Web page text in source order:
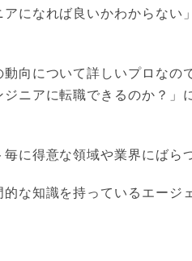
になれば良いかわからない
向について詳しいプロなの
ニアに転職できるのか？」
に得意な領域や業界にばら
な知識を持っているエージ